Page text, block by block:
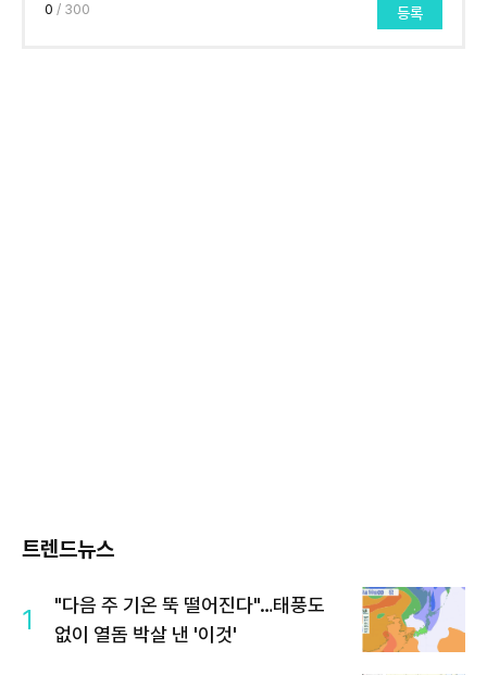
0 / 300 등록
트렌드뉴스
1
"다음 주 기온 뚝 떨어진다"…태풍도
없이 열돔 박살 낸 '이것'